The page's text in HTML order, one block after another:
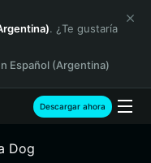
. ¿Te gustaría
Español (Argentina)
Descargar ahora
Dog